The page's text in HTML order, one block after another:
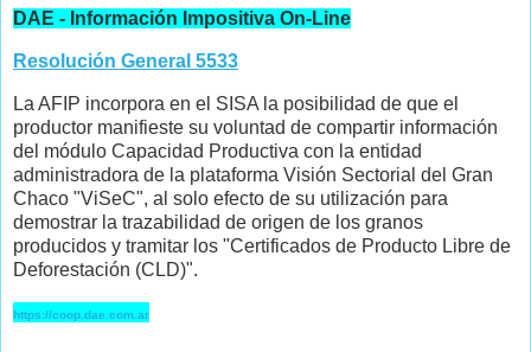
DAE - Información Impositiva On-Line
Resolución General 5533
La AFIP incorpora en el SISA la posibilidad de que el
productor manifieste su voluntad de compartir información
del módulo Capacidad Productiva con la entidad
administradora de la plataforma Visión Sectorial del Gran
Chaco "ViSeC", al solo efecto de su utilización para
demostrar la trazabilidad de origen de los granos
producidos y tramitar los "Certificados de Producto Libre de
Deforestación (CLD)".
https://coop.dae.com.ar